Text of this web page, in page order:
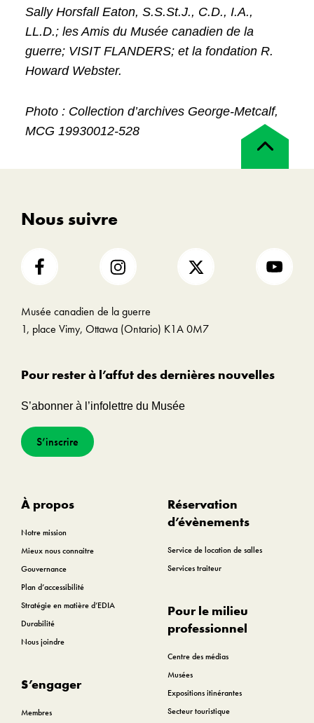
Sally Horsfall Eaton, S.S.St.J., C.D., I.A.,
LL.D.; les Amis du Musée canadien de la
guerre; VISIT FLANDERS; et la fondation R.
Howard Webster.
Photo : Collection d’archives George-Metcalf,
MCG 19930012-528
Retour
Nous suivre
Musée canadien de la guerre
1, place Vimy, Ottawa (Ontario) K1A 0M7
Pour rester à l’affut des dernières nouvelles
S’abonner à l’infolettre du Musée
S’inscrire
À propos
Notre mission
Mieux nous connaitre
Gouvernance
Plan d’accessibilité
Stratégie en matière d’EDIA
Durabilité
Nous joindre
S’engager
Membres
Réservation
d’évènements
Service de location de salles
Services traiteur
Pour le milieu
professionnel
Centre des médias
Musées
Expositions itinérantes
Secteur touristique